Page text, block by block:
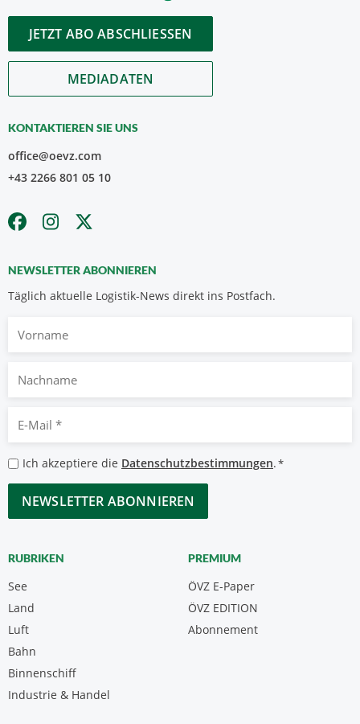
JETZT ABO ABSCHLIESSEN
MEDIADATEN
KONTAKTIEREN SIE UNS
office@oevz.com
+43 2266 801 05 10
NEWSLETTER ABONNIEREN
Täglich aktuelle Logistik-News direkt ins Postfach.
Nachname
Mail
*
Datenschutzbestimmungen
*
Ich akzeptiere die Datenschutzbestimmungen.*
CAPTCHA
RUBRIKEN
See
Land
Luft
Bahn
Binnenschiff
Industrie & Handel
PREMIUM
ÖVZ E-Paper
Abonnement
ÖVZ EDITION